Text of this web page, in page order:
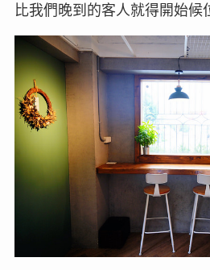
比我們晚到的客人就得開始候